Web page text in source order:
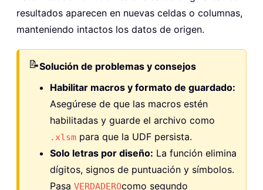
resultados aparecen en nuevas celdas o columnas,
manteniendo intactos los datos de origen.
📝Solución de problemas y consejos
Habilitar macros y formato de guardado:
Asegúrese de que las macros estén
habilitadas y guarde el archivo como
.xlsm para que la UDF persista.
Solo letras por diseño: La función elimina
dígitos, signos de puntuación y símbolos.
Pasa VERDADEROcomo segundo